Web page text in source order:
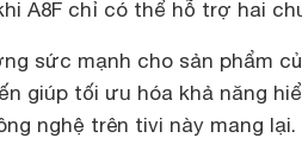
A8F chỉ có thể hỗ trợ hai
sức mạnh cho sản phẩm
giúp tối ưu hóa khả năng
nghệ trên tivi này mang